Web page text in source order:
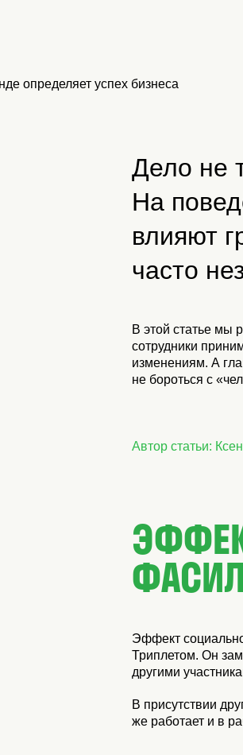
Дело не
На
влияют
часто
В этой статье мы
сотрудники
изменениям. А
не бороться с
Автор статьи:
Эффект
Триплетом. Он
другими
В присутствии
же работает и в